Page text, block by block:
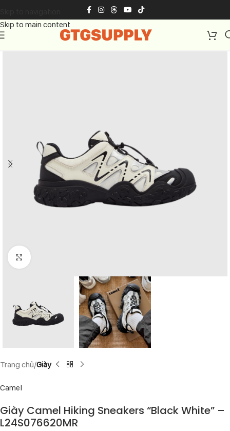
Skip to main content
Click to enlarge
Trang chủ Giày
Camel
Giày Camel Hiking Sneakers “Black White” –
L24S076620MR